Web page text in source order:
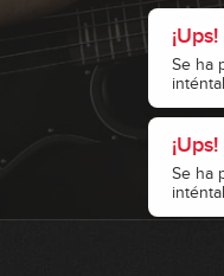
¡Ups!
Se ha
¡Ups!
Se ha